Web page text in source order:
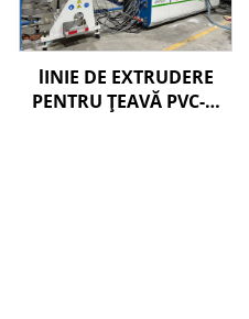
lINIE DE EXTRUDERE
PENTRU ȚEAVĂ PVC-O